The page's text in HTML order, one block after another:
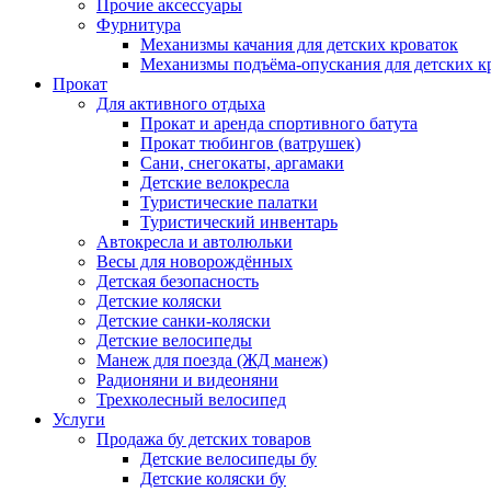
Прочие аксессуары
Фурнитура
Механизмы качания для детских кроваток
Механизмы подъёма-опускания для детских
Прокат
Для активного отдыха
Прокат и аренда спортивного батута
Прокат тюбингов (ватрушек)
Сани, снегокаты, аргамаки
Детские велокресла
Туристические палатки
Туристический инвентарь
Автокресла и автолюльки
Весы для новорождённых
Детская безопасность
Детские коляски
Детские санки-коляски
Детские велосипеды
Манеж для поезда (ЖД манеж)
Радионяни и видеоняни
Трехколесный велосипед
Услуги
Продажа бу детских товаров
Детские велосипеды бу
Детские коляски бу